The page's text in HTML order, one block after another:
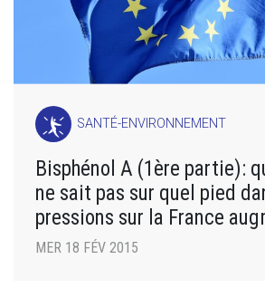
SANTÉ-ENVIRONNEMENT
Bisphénol A (1ère partie):
ne sait pas sur quel pied
pressions sur la France
MER 18 FÉV 2015